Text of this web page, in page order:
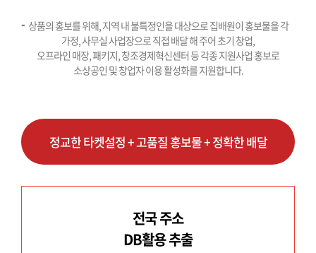
상품의 홍보를 위해, 지역 내 불특정인을 대상으로 집배원이 홍보물을 각
가정, 사무실 사업장으로 직접 배달 해 주어 초기 창업,
오프라인 매장, 패키지, 창조경제혁신센터 등 각종 지원사업 홍보로
소상공인 및 창업자 이용 활성화를 지원합니다.
정교한 타켓설정 + 고품질 홍보물 + 정확한 배달
전국 주소
DB활용 추출